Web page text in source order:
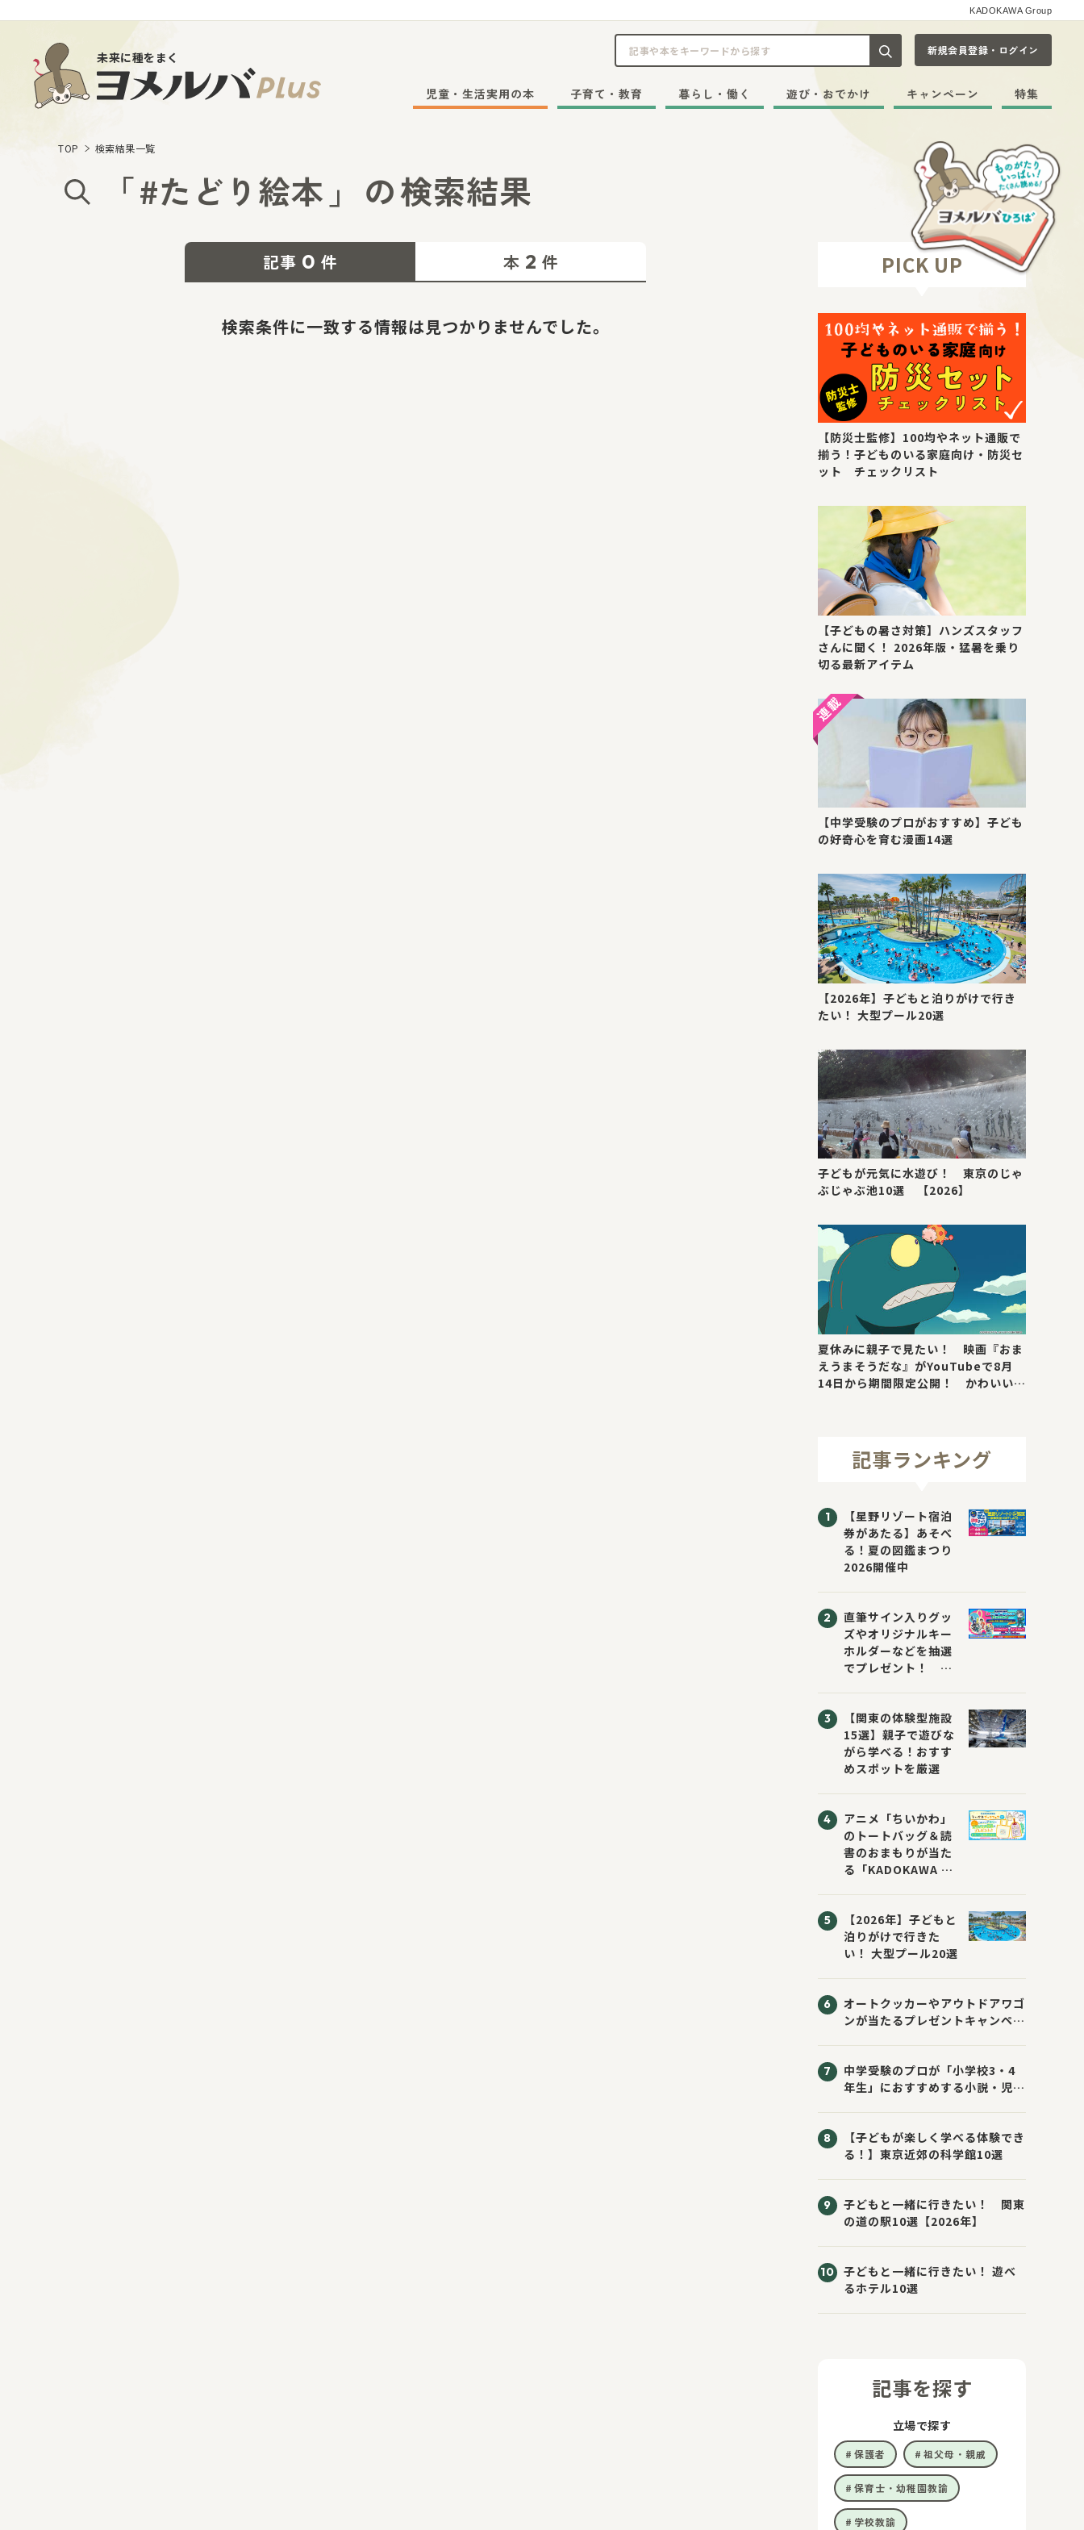
KADOKAWA Group
未来に種をまく 記事や本をキーワードから探す
新規会員登録・ログイン
児童・生活実用の本 子育て・教育 暮らし・働く 遊び・おでかけ キャンペーン 特集
TOP 検索結果一覧
「#たどり絵本 」 の検索結果
記事 0 件 本 2 件
検索条件に一致する情報は見つかりませんでした。
PICK UP
【防災士監修】100均やネット通販で
揃う！子どものいる家庭向け・防災セ
ット チェックリスト
【子どもの暑さ対策】ハンズスタッフ
さんに聞く！ 2026年版・猛暑を乗り
切る最新アイテム
【中学受験のプロがおすすめ】子ども
の好奇心を育む漫画14選
【2026年】子どもと泊りがけで行き
たい！ 大型プール20選
子どもが元気に水遊び！ 東京のじゃ
ぶじゃぶ池10選 【2026】
夏休みに親子で見たい！ 映画『おま
えうまそうだな』がYouTubeで8月
14日から期間限定公開！ かわいい＆
記事ランキング
【星野リゾート宿泊
券があたる】あそべ
る！夏の図鑑まつり
2026開催中
直筆サイン入りグッ
ズやオリジナルキー
ホルダーなどを抽選
でプレゼント！
ジブックフェア2026
～すまない先生と読
書にチャレンジ！
～」が開催！
【関東の体験型施設
15選】親子で遊びな
がら学べる！おすす
めスポットを厳選
アニメ「ちいかわ」
のトートバッグ＆読
書のおまもりが当た
る「KADOKAWA ち
催！ スマホ壁紙は
応募者全員にプレゼ
ント！
【2026年】子どもと
泊りがけで行きた
い！ 大型プール20選
オートクッカーやアウトドアワゴ
ンが当たるプレゼントキャンペー
中学受験のプロが「小学校3・4
年生」におすすめする小説・児童
【子どもが楽しく学べる体験でき
る！】東京近郊の科学館10選
子どもと一緒に行きたい！ 関東
の道の駅10選【2026年】
子どもと一緒に行きたい！ 遊べ
るホテル10選
記事を探す
立場で探す
保護者 祖父母・親戚
保育士・幼稚園教諭
学校教諭